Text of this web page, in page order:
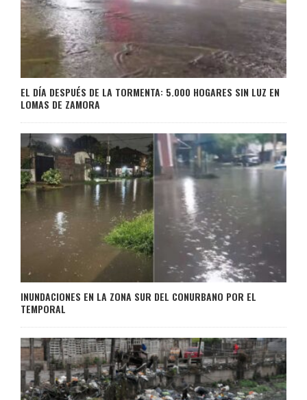
EL DÍA DESPUÉS DE LA TORMENTA: 5.000 HOGARES SIN LUZ EN
LOMAS DE ZAMORA
INUNDACIONES EN LA ZONA SUR DEL CONURBANO POR EL
TEMPORAL